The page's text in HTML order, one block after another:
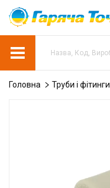
Головна Труби і фітинги